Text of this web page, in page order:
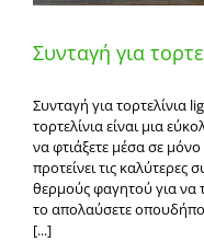
Συνταγή για
Συνταγή για τορτελίνια
τορτελίνια είναι μια
να φτιάξετε μέσα σε
προτείνει τις καλύτερες
θερμούς φαγητού για να
το απολαύσετε
[...]